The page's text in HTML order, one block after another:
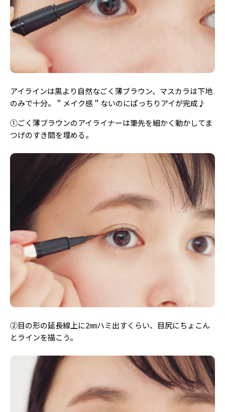
アイラインは黒より自然なごく薄ブラウン、マスカラは下地
のみで十分。＂メイク感＂ないのにぱっちりアイが完成♪
①ごく薄ブラウンのアイライナーは筆先を細かく動かしてま
つげのすき間を埋める。
②目の形の延長線上に2㎜ハミ出すくらい、目尻にちょこん
とラインを描こう。